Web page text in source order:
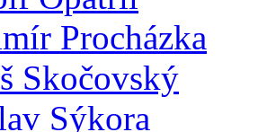
Procházka
Skočovský
Sýkora